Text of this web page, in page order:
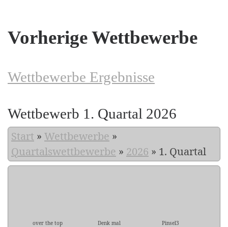
Vorherige Wettbewerbe
Wettbewerbe Ergebnisse
Wettbewerb 1. Quartal 2026
Start » Wettbewerbe »
Quartalswettbewerbe » 2026 » 1. Quartal
over the top Denk mal Pinsel3